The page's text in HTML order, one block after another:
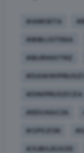
#ANKIETA
#BIBLIOTEKA
#BURMISTRZ
#DNIPRUSZCZA
#EDUKACJA
#GPSZOK
#JUBILEUSZE